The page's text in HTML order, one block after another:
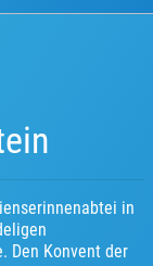
in
Den Konvent der